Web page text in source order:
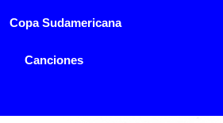
Copa Sudamericana
Canciones